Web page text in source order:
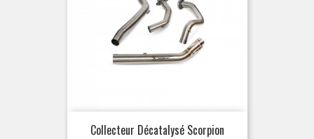
Collecteur Décatalysé Scorpion